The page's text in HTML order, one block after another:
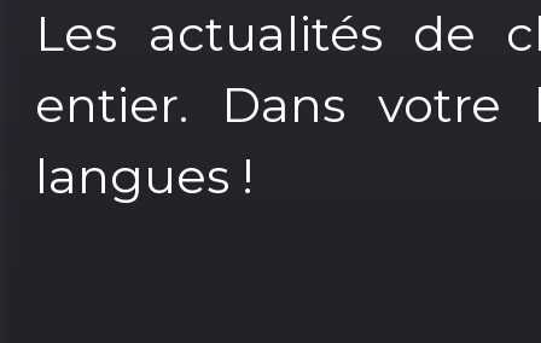
Les actualités de
entier. Dans votre
langues !